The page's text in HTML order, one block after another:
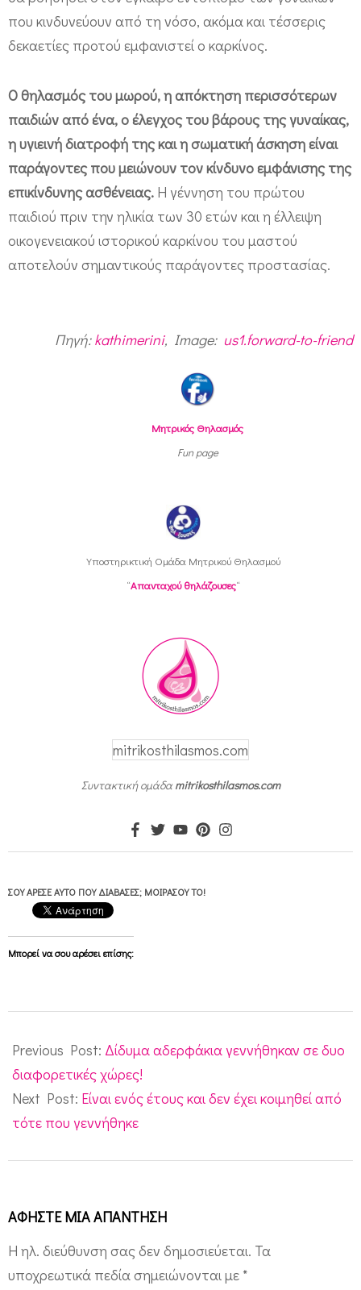
υ
μ
ω
ρ
ά
που κινδυνεύουν από τη νόσο, ακόμα και τέσσερις
δεκαετίες προτού εμφανιστεί ο καρκίνος.
Ο θηλασμός του μωρού, η απόκτηση περισσότερων
παιδιών από ένα, ο έλεγχος του βάρους της γυναίκας,
η υγιεινή διατροφή της και η σωματική άσκηση είναι
παράγοντες που μειώνουν τον κίνδυνο εμφάνισης της
επικίνδυνης ασθένειας. Η γέννηση του πρώτου
παιδιού πριν την ηλικία των 30 ετών και η έλλειψη
οικογενειακού ιστορικού καρκίνου του μαστού
αποτελούν σημαντικούς παράγοντες προστασίας.
Πηγή:kathimerini, Image: us1.forward-to-friend
Μητρικός Θηλασμός
Fun page
Υποστηρικτική Oμάδα Μητρικού Θηλασμού
“Απανταχού θηλάζουσες“
mitrikosthilasmos.com
Συντακτική ομάδαmitrikosthilasmos.com
ΣΟΥ ΆΡΕΣΕ ΑΥΤΌ ΠΟΥ ΔΙΆΒΑΣΕΣ; ΜΟΙΡΆΣΟΥ ΤΟ!
Μπορεί να σου αρέσει επίσης:
07-
19
Previous Post: Δίδυμα αδερφάκια γεννήθηκαν σε δυο
διαφορετικές χώρες!
Next Post: Είναι ενός έτους και δεν έχει κοιμηθεί από
τότε που γεννήθηκε
ΑΦΉΣΤΕ ΜΙΑ ΑΠΆΝΤΗΣΗ
Η ηλ. διεύθυνση σας δεν δημοσιεύεται. Τα
υποχρεωτικά πεδία σημειώνονται με *